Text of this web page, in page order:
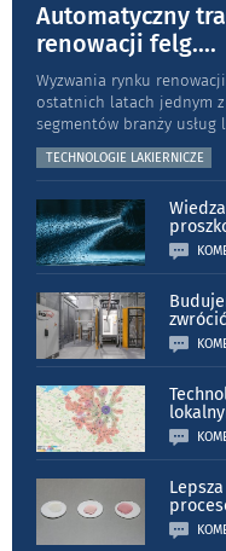
Automatyczny
renowacji felg....
Wyzwania rynku
ostatnich latach jednym
segmentów branży usług
TECHNOLOGIE LAKIERNICZE